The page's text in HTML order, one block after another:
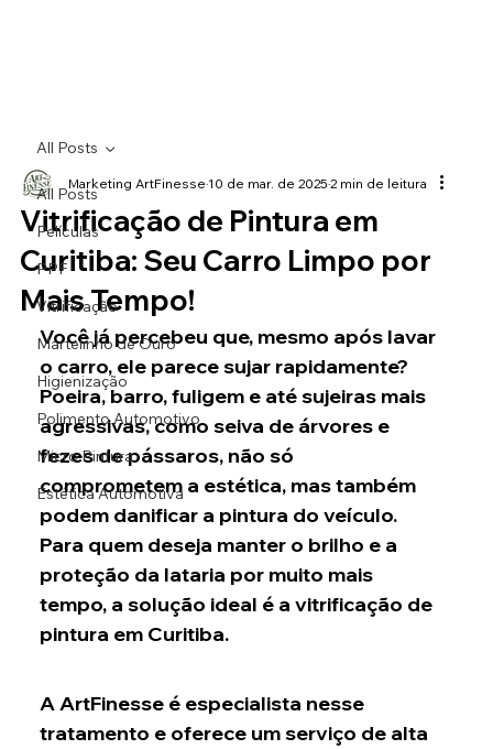
All Posts
Películas
PPF
Vitrificação
Martelinho de Ouro
Higienização
Polimento Automotivo
Micro Pintura
Estética Automotiva
All Posts
Vitrificação de Pintura em
Curitiba: Seu Carro Limpo por
Mais Tempo!
Marketing ArtFinesse10 de mar. de 20252 min de leitura
Você já percebeu que, mesmo após lavar
o carro, ele parece sujar rapidamente?
Poeira, barro, fuligem e até sujeiras mais
agressivas, como seiva de árvores e
fezes de pássaros, não só
comprometem a estética, mas também
podem danificar a pintura do veículo.
Para quem deseja manter o brilho e a
proteção da lataria por muito mais
tempo, a solução ideal é a vitrificação de
pintura em Curitiba.
A ArtFinesse é especialista nesse
tratamento e oferece um serviço de alta